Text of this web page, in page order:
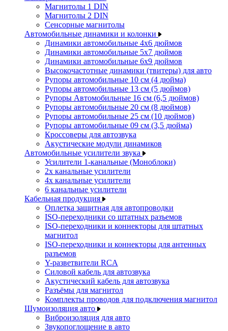
Магнитолы 1 DIN
Магнитолы 2 DIN
Сенсорные магнитолы
Автомобильные динамики и колонки
Динамики автомобильные 4x6 дюймов
Динамики автомобильные 5x7 дюймов
Динамики автомобильные 6x9 дюймов
Высокочастотные динамики (твитеры) для авто
Рупоры автомобильные 10 см (4 дюйма)
Рупоры автомобильные 13 см (5 дюймов)
Рупоры Автомобильные 16 см (6,5 дюймов)
Рупоры автомобильные 20 см (8 дюймов)
Рупоры автомобильные 25 см (10 дюймов)
Рупоры автомобильные 09 см (3,5 дюйма)
Кроссоверы для автозвука
Акустические модули динамиков
Автомобильные усилители звука
Усилители 1-канальные (Моноблоки)
2х канальные усилители
4х канальные усилители
6 канальные усилители
Кабельная продукция
Оплетка защитная для автопроводки
ISO-переходники со штатных разъемов
ISO-переходники и коннекторы для штатных
магнитол
ISO-переходники и коннекторы для антенных
разъемов
Y-разветвители RCA
Силовой кабель для автозвука
Акустический кабель для автозвука
Разъёмы для магнитол
Комплекты проводов для подключения магнитол
Шумоизоляция авто
Виброизоляция для авто
Звукопоглощение в авто